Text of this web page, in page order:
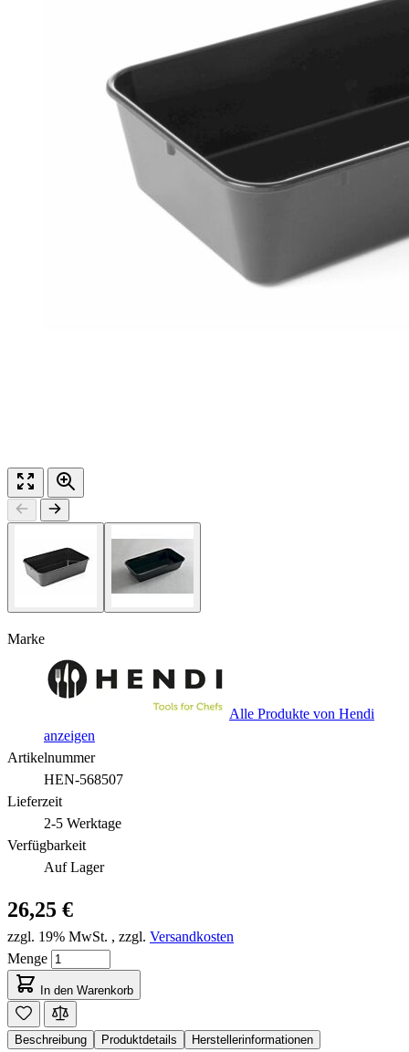
Marke
Alle Produkte von Hendi
anzeigen
Artikelnummer
HEN-568507
Lieferzeit
2-5 Werktage
Verfügbarkeit
Auf Lager
26,25 €
zzgl. 19% MwSt. , zzgl. Versandkosten
Menge
In den Warenkorb
Beschreibung Produktdetails Herstellerinformationen